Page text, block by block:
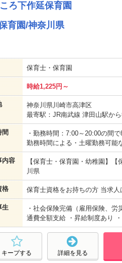
ろ下作延保育園
育園/神奈川県
保育士・保育園
時給1,225円～
神奈川県川崎市高津区
最寄駅：JR南武線 津田山駅か
間
・勤務時間：7:00～20:00の間
勤務時間による・土曜勤務可能
内容
【保育士・保育園・幼稚園】
川県
格 保育士資格をお持ちの方 当求
生
・社会保険完備（雇用保険、
通費全額支給 ・昇給制度あり
詳細を見る
キープする